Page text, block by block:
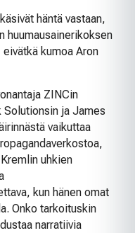
häntä vastaan,
huumausainerikoksen
kumoa Aron
ZINCin
Solutionsin ja James
vaikuttaa
uhkien
kun hänen omat
Onko tarkoituskin
narratiivia